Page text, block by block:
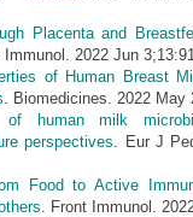
Placenta and
Immunol. 2022 Jun
of Human Breast
. Biomedicines. 2022 May
human milk
perspectives. Eur J
Food to Active
. Front Immunol.